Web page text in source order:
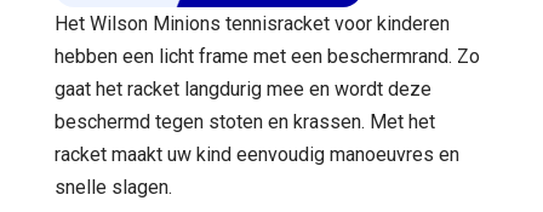
Het Wilson Minions tennisracket voor kinderen
hebben een licht frame met een beschermrand. Zo
gaat het racket langdurig mee en wordt deze
beschermd tegen stoten en krassen. Met het
racket maakt uw kind eenvoudig manoeuvres en
snelle slagen.